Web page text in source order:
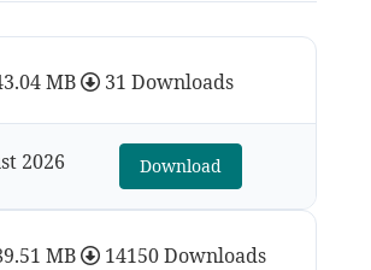
MB 31 Downloads
2026 Download
MB 14150 Downloads